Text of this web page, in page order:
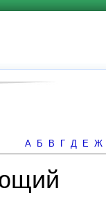
А Б В Г Д Е Ж